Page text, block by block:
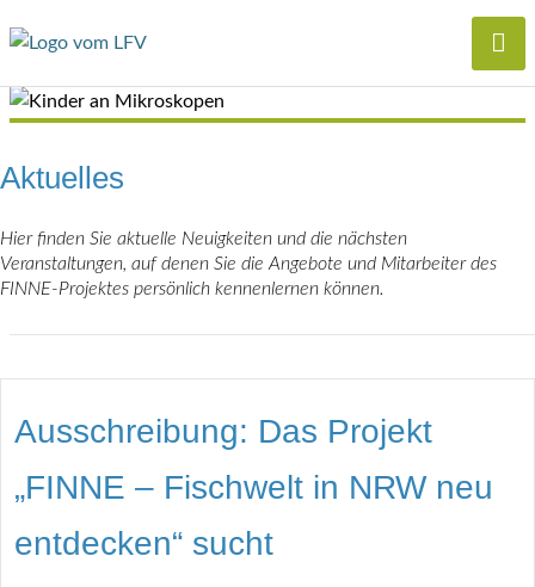
Aktuelles
Hier finden Sie aktuelle Neuigkeiten und die nächsten
Veranstaltungen, auf denen Sie die Angebote und Mitarbeiter des
FINNE-Projektes persönlich kennenlernen können.
Ausschreibung: Das Projekt
„FINNE – Fischwelt in NRW neu
entdecken“ sucht